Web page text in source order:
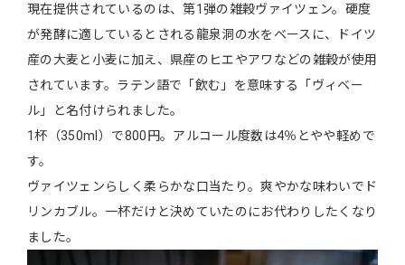
現在提供されているのは、第1弾の雑穀ヴァイツェン。硬度
が発酵に適しているとされる龍泉洞の水をベースに、ドイツ
産の大麦と小麦に加え、県産のヒエやアワなどの雑穀が使用
されています。ラテン語で「飲む」を意味する「ヴィベー
ル」と名付けられました。
1杯（350ml）で800円。アルコール度数は4％とやや軽めで
す。
ヴァイツェンらしく柔らかな口当たり。爽やかな味わいでド
リンカブル。一杯だけと決めていたのにお代わりしたくなり
ました。